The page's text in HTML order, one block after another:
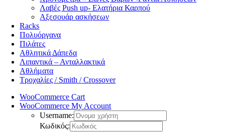
Λαβές Push up- Ελατήρια Καρπού
Αξεσουάρ ασκήσεων
Racks
Πολυόργανα
Πιλάτες
Αθλητικά Δάπεδα
Λιπαντικά – Ανταλλακτικά
Αθλήματα
Τροχαλίες / Smith / Crossover
WooCommerce Cart
WooCommerce My Account
Username:
Κωδικός: